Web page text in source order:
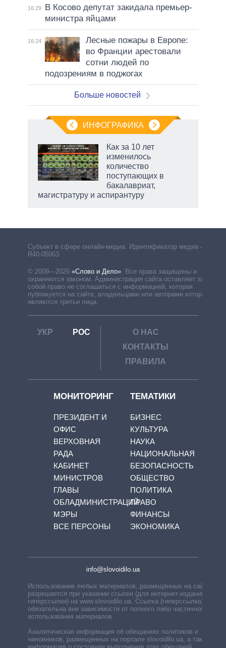
16:29
В Косово депутат закидала премьер-
министра яйцами
16:24
Лесные пожары в Европе:
во Франции арестовали
сотни людей по
подозрениям в поджогах
Больше новостей
ИНФОГРАФИКА
Как за 10 лет
изменилось
количество
поступающих в
бакалавриат,
магистратуру и аспирантуру
Субъект в сфере онлайн-медиа. Идентификатор медиа –
R40-05063
© 2009—2026 «Слово и Дело». Все права защищены и
охраняются законом. Администрация сайта оставляет за
собой право не соглашаться с информацией, которая
публикуется на сайте, владельцами или авторами которой
являются третьи лица.
УКР РОС
О НАС
КОНТАКТЫ
ПРАВИЛА
МОНИТОРИНГ
ПРЕЗИДЕНТ И
ОФИС
ВЕРХОВНАЯ
РАДА
КАБИНЕТ
МИНИСТРОВ
ГЛАВЫ
ОБЛАДМИНИСТРАЦИЙ
МЭРЫ
ВСЕ ПЕРСОНЫ
ТЕМАТИКИ
БИЗНЕС
КУЛЬТУРА
НАУКА
НАЦИОНАЛЬНАЯ
БЕЗОПАСНОСТЬ
ОБЩЕСТВО
ПОЛИТИКА
ПРАВО
ФИНАНСЫ
ЭКОНОМИКА
info@slovoidilo.ua
Использование любых материалов, размещённых на сайте,
разрешается при указании ссылки (для интернет-изданий —
гиперссылки) на www.slovoidilo.ua. Ссылка (гиперссылка)
обязательна вне зависимости от полного либо частичного
использования материалов.
Аналитическая информация об обещаниях политиков и
чиновников, размещенных на портале slovoidilo.ua, а также